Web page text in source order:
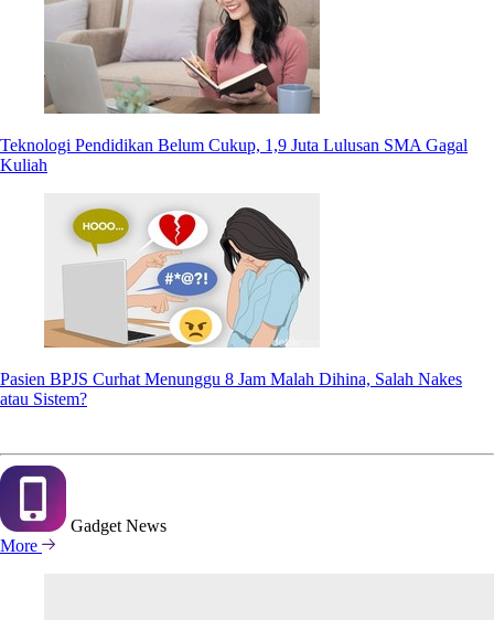
Teknologi Pendidikan Belum Cukup, 1,9 Juta Lulusan SMA Gagal
Kuliah
Pasien BPJS Curhat Menunggu 8 Jam Malah Dihina, Salah Nakes
atau Sistem?
Gadget News
More